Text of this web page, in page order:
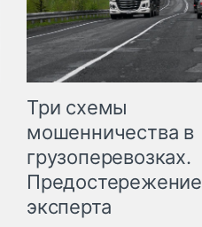
Три схемы
мошенничества в
грузоперевозках.
Предостережение
эксперта